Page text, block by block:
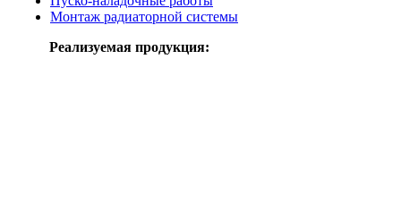
Монтаж радиаторной системы
Реализуемая продукция: